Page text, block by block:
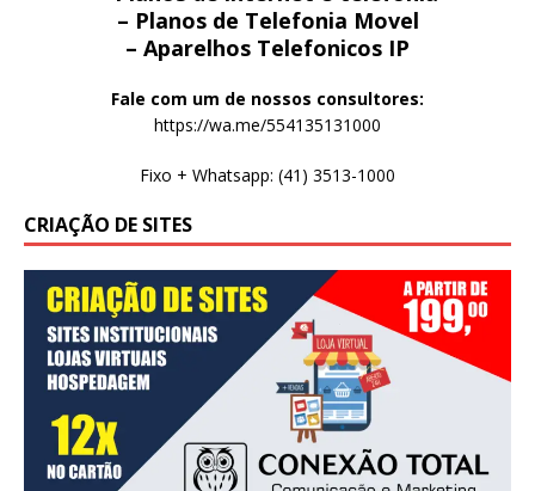
– Planos de Telefonia Movel
– Aparelhos Telefonicos IP
Fale com um de nossos consultores:
https://wa.me/554135131000
Fixo + Whatsapp: (41) 3513-1000
CRIAÇÃO DE SITES